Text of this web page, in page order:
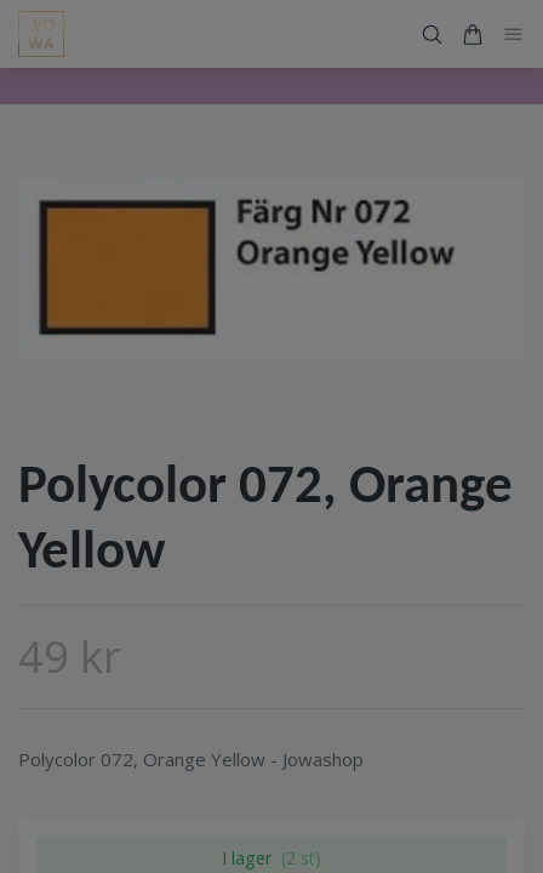
Polycolor 072, Orange
Yellow
49 kr
Polycolor 072, Orange Yellow - Jowashop
I lager (2 st)